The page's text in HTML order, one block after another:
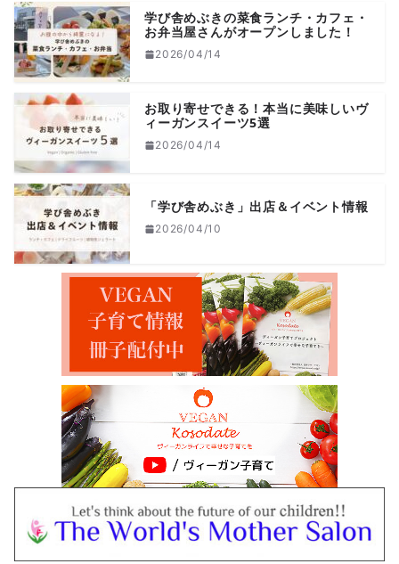
学び舎めぶきの菜食ランチ・カフェ・
お弁当屋さんがオープンしました！
2026/04/14
お取り寄せできる！本当に美味しいヴ
ィーガンスイーツ5選
2026/04/14
「学び舎めぶき」出店＆イベント情報
2026/04/10